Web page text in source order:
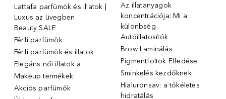
Lattafa parfümök és illatok |
Luxus az üvegben
Beauty SALE
Férfi parfümök
Férfi parfümök és illatok
Elegáns női illatok ️a
Makeup termékek
Akciós parfümök
Az illatanyagok
koncentrációja: Mi a
különbség
Autóillatosítók
Brow Laminálás
Pigmentfoltok Elfedése
Sminkelés kezdőknek
Hialuronsav: a tökéletes
hidratálás